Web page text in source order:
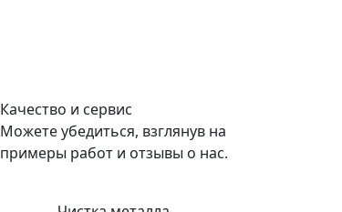
Качество и сервис
Можете убедиться, взглянув на
примеры работ и отзывы о нас.